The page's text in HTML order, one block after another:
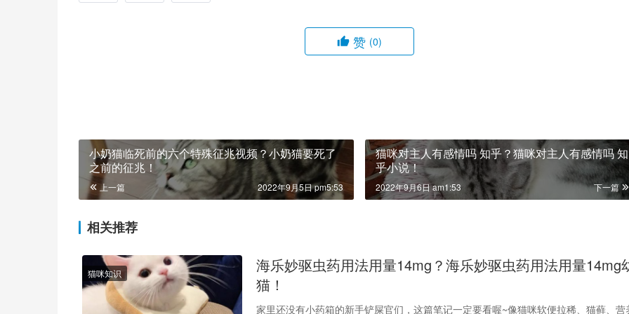
赞 (0)
小奶猫临死前的六个特殊征兆视频？小奶猫要死了
之前的征兆！
上一篇 2022年9月5日 pm5:53
猫咪对主人有感情吗 知乎？猫咪对主人有感情吗 知
乎小说！
下一篇
2022年9月6日 am1:53
相关推荐
猫咪知识
海乐妙驱虫药用法用量14mg？海乐妙驱虫药用法用量14mg
猫！
家里还没有小药箱的新手铲屎官们，这篇笔记一定要看喔~像猫咪软便拉稀、猫藓、营